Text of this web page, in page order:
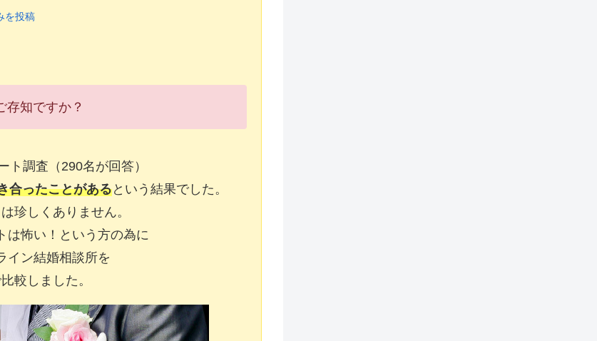
を投稿
知ですか？
ト調査（290名が回答）
合ったことがあるという結果でした。
珍しくありません。
は怖い！という方の為に
イン結婚相談所を
較しました。